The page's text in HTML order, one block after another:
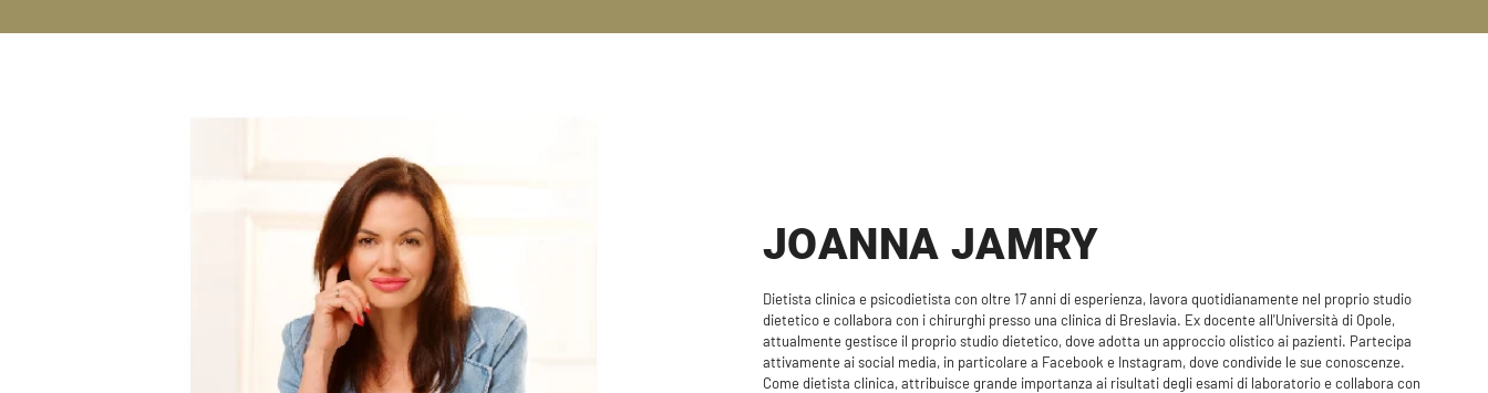
JOANNA JAMRY
Dietista clinica e psicodietista con oltre 17 anni di esperienza, lavora quotidianamente nel proprio studio
dietetico e collabora con i chirurghi presso una clinica di Breslavia. Ex docente all'Università di Opole,
attualmente gestisce il proprio studio dietetico, dove adotta un approccio olistico ai pazienti. Partecipa
attivamente ai social media, in particolare a Facebook e Instagram, dove condivide le sue conoscenze.
Come dietista clinica, attribuisce grande importanza ai risultati degli esami di laboratorio e collabora con